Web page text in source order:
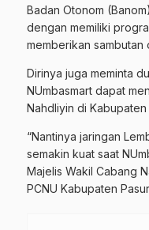
Badan Otonom
dengan memiliki
memberikan sambutan
Dirinya juga meminta
NUmbasmart dapat
Nahdliyin di Kabupaten
“Nantinya jaringan
semakin kuat saat
Majelis Wakil Cabang
PCNU Kabupaten